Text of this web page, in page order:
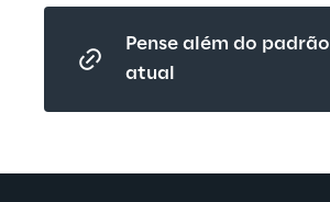
Pense além do padrão
atual